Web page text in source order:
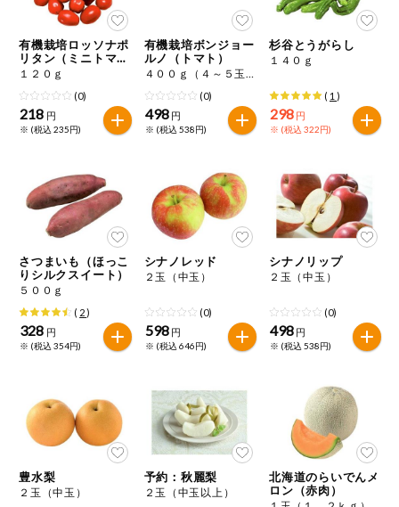
先着限定から探す
人気カテゴリ
食品から探す
家庭用品から探す
目的から探す
毎週自動お届け商品
毎週自動お届け商品を確認する
毎週自動お届け商品を修正する
いつでも注文（毎週企画）
ミールキット
など
麺類
レトルト・缶
詰・瓶詰
調味料・だ
し・油・ルー
おやつ
飲料
コール
切り花・仏花
ティッシュ・
トイレットペ
アレルゲン情報
特定原材料と特定原材料に準ずるものが含まれていない商品
を検索できます。
小麦 卵 乳
落花生 えび かに くるみ
特定原材料に準ずるもの
アーモンド あわび いか
カシューナッツ
キウイフルーツ 牛肉
さけ さば ゼラチン 大豆
鶏肉 バナナ 豚肉
有機栽培ロッソナポ
リタン（ミニトマ
ト）
１２０ｇ
(0)
218 円
※ (税込 235円)
有機栽培ボンジョー
ルノ（トマト）
４００ｇ（４～５玉程度）
(0)
498 円
※ (税込 538円)
杉谷とうがらし
１４０ｇ
( 1 )
298 円
※ (税込 322円)
さつまいも（ほっこ
りシルクスイート）
５００ｇ
( 2)
328 円
※ (税込 354円)
シナノレッド
２玉（中玉）
(0)
598 円
※ (税込 646円)
シナノリップ
２玉（中玉）
(0)
498 円
※ (税込 538円)
豊水梨
２玉（中玉）
予約：秋麗梨
２玉（中玉以上）
北海道のらいでんメ
ロン（赤肉）